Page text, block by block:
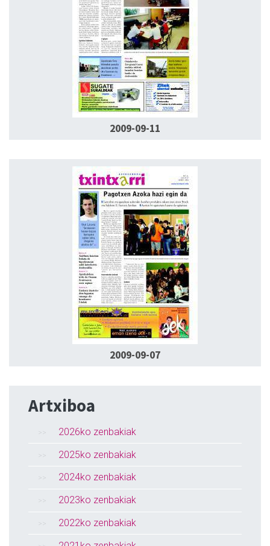
2009-09-11
2009-09-07
Artxiboa
2026ko zenbakiak
2025ko zenbakiak
2024ko zenbakiak
2023ko zenbakiak
2022ko zenbakiak